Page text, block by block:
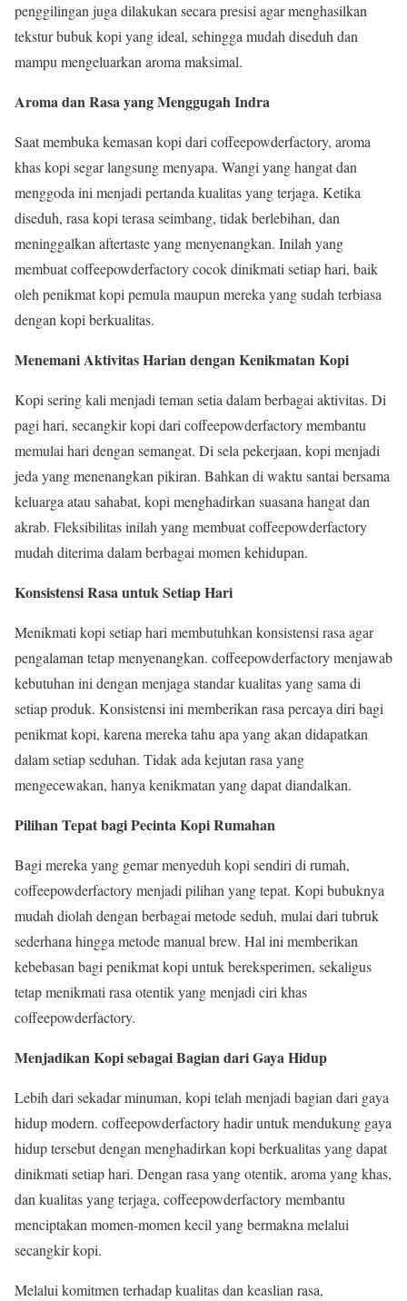
penggilingan juga dilakukan secara presisi agar menghasilkan
tekstur bubuk kopi yang ideal, sehingga mudah diseduh dan
mampu mengeluarkan aroma maksimal.
Aroma dan Rasa yang Menggugah Indra
Saat membuka kemasan kopi dari coffeepowderfactory, aroma
khas kopi segar langsung menyapa. Wangi yang hangat dan
menggoda ini menjadi pertanda kualitas yang terjaga. Ketika
diseduh, rasa kopi terasa seimbang, tidak berlebihan, dan
meninggalkan aftertaste yang menyenangkan. Inilah yang
membuat coffeepowderfactory cocok dinikmati setiap hari, baik
oleh penikmat kopi pemula maupun mereka yang sudah terbiasa
dengan kopi berkualitas.
Menemani Aktivitas Harian dengan Kenikmatan Kopi
Kopi sering kali menjadi teman setia dalam berbagai aktivitas. Di
pagi hari, secangkir kopi dari coffeepowderfactory membantu
memulai hari dengan semangat. Di sela pekerjaan, kopi menjadi
jeda yang menenangkan pikiran. Bahkan di waktu santai bersama
keluarga atau sahabat, kopi menghadirkan suasana hangat dan
akrab. Fleksibilitas inilah yang membuat coffeepowderfactory
mudah diterima dalam berbagai momen kehidupan.
Konsistensi Rasa untuk Setiap Hari
Menikmati kopi setiap hari membutuhkan konsistensi rasa agar
pengalaman tetap menyenangkan. coffeepowderfactory menjawab
kebutuhan ini dengan menjaga standar kualitas yang sama di
setiap produk. Konsistensi ini memberikan rasa percaya diri bagi
penikmat kopi, karena mereka tahu apa yang akan didapatkan
dalam setiap seduhan. Tidak ada kejutan rasa yang
mengecewakan, hanya kenikmatan yang dapat diandalkan.
Pilihan Tepat bagi Pecinta Kopi Rumahan
Bagi mereka yang gemar menyeduh kopi sendiri di rumah,
coffeepowderfactory menjadi pilihan yang tepat. Kopi bubuknya
mudah diolah dengan berbagai metode seduh, mulai dari tubruk
sederhana hingga metode manual brew. Hal ini memberikan
kebebasan bagi penikmat kopi untuk bereksperimen, sekaligus
tetap menikmati rasa otentik yang menjadi ciri khas
coffeepowderfactory.
Menjadikan Kopi sebagai Bagian dari Gaya Hidup
Lebih dari sekadar minuman, kopi telah menjadi bagian dari gaya
hidup modern. coffeepowderfactory hadir untuk mendukung gaya
hidup tersebut dengan menghadirkan kopi berkualitas yang dapat
dinikmati setiap hari. Dengan rasa yang otentik, aroma yang khas,
dan kualitas yang terjaga, coffeepowderfactory membantu
menciptakan momen-momen kecil yang bermakna melalui
secangkir kopi.
Melalui komitmen terhadap kualitas dan keaslian rasa,